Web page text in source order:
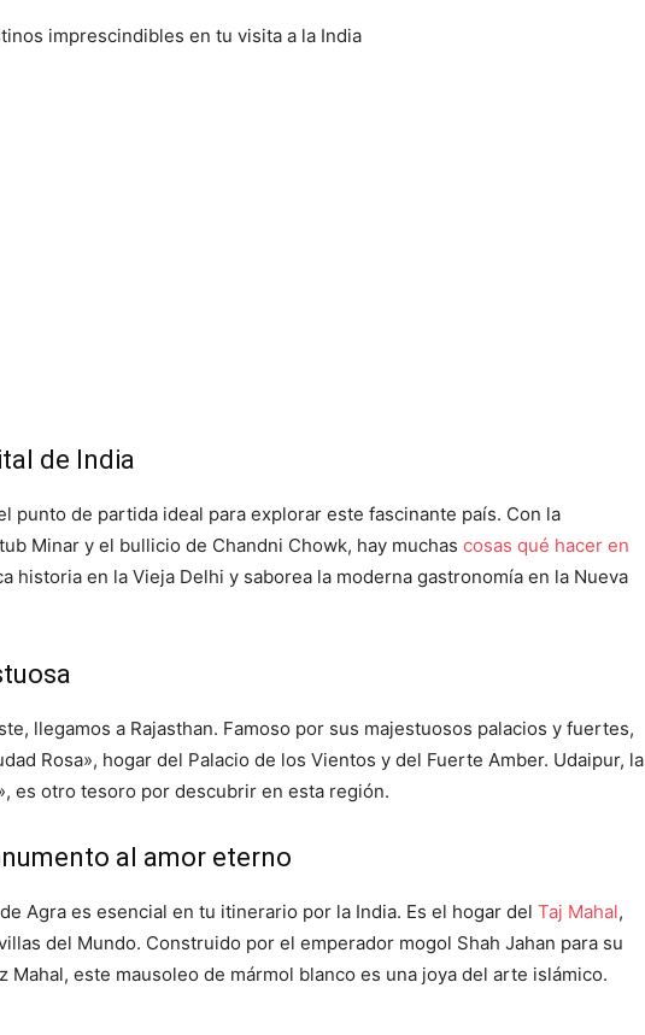
imprescindibles en tu visita a la India
de India
punto de partida ideal para explorar este fascinante país. Con la
Minar y el bullicio de Chandni Chowk, hay muchas cosas qué hacer en
historia en la Vieja Delhi y saborea la moderna gastronomía en la Nueva
llegamos a Rajasthan. Famoso por sus majestuosos palacios y fuertes,
Rosa», hogar del Palacio de los Vientos y del Fuerte Amber. Udaipur, la
es otro tesoro por descubrir en esta región.
al amor eterno
Agra es esencial en tu itinerario por la India. Es el hogar del Taj Mahal,
del Mundo. Construido por el emperador mogol Shah Jahan para su
Mahal, este mausoleo de mármol blanco es una joya del arte islámico.